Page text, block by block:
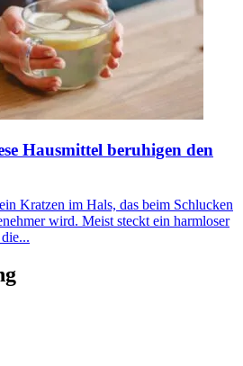
Hausmittel beruhigen den
Kratzen im Hals, das beim Schlucken
wird. Meist steckt ein harmloser